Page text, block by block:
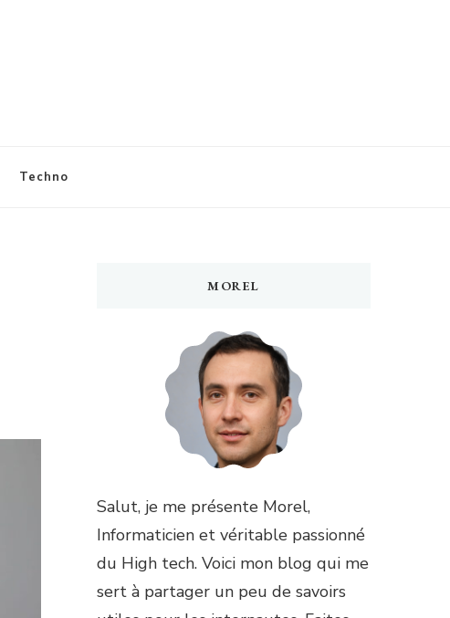
Techno
MOREL
Salut, je me présente Morel,
Informaticien et véritable passionné
du High tech. Voici mon blog qui me
sert à partager un peu de savoirs